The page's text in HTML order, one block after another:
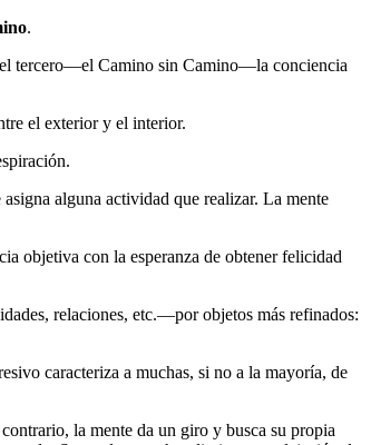
.
tercero―el Camino sin Camino―la conciencia
el exterior y el interior.
alguna actividad que realizar. La mente
objetiva con la esperanza de obtener felicidad
relaciones, etc.―por objetos más refinados:
caracteriza a muchas, si no a la mayoría, de
la mente da un giro y busca su propia